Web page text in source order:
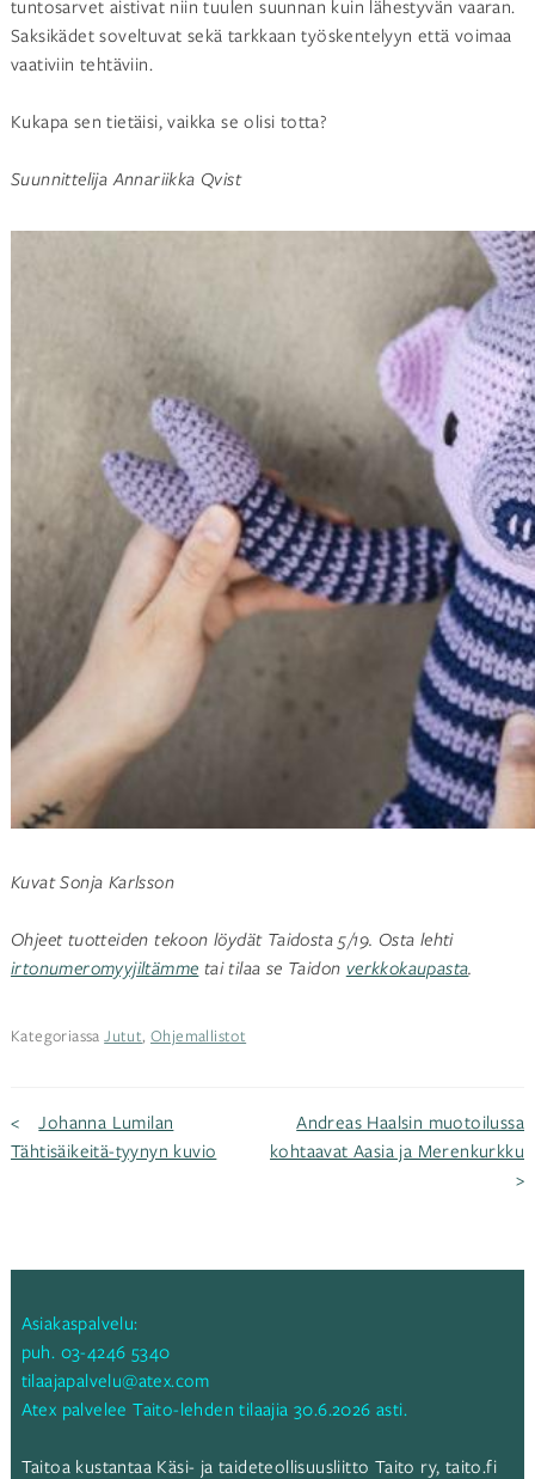
tuntosarvet aistivat niin tuulen suunnan kuin lähestyvän vaaran.
Saksikädet soveltuvat sekä tarkkaan työskentelyyn että voimaa
vaativiin tehtäviin.
Kukapa sen tietäisi, vaikka se olisi totta?
Suunnittelija Annariikka Qvist
Kuvat Sonja Karlsson
Ohjeet tuotteiden tekoon löydät Taidosta 5/19. Osta lehti
irtonumeromyyjiltämme tai tilaa se Taidon verkkokaupasta.
Kategoriassa Jutut, Ohjemallistot
Artikkelien
Johanna Lumilan
Tähtisäikeitä-tyynyn kuvio
Andreas Haalsin muotoilussa
kohtaavat Aasia ja Merenkurkku
Asiakaspalvelu:
puh. 03-4246 5340
tilaajapalvelu@atex.com
Atex palvelee Taito-lehden tilaajia 30.6.2026 asti.
Taitoa kustantaa Käsi- ja taideteollisuusliitto Taito ry, taito.fi